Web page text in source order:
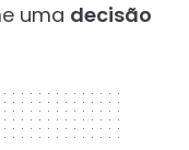
uma decisão